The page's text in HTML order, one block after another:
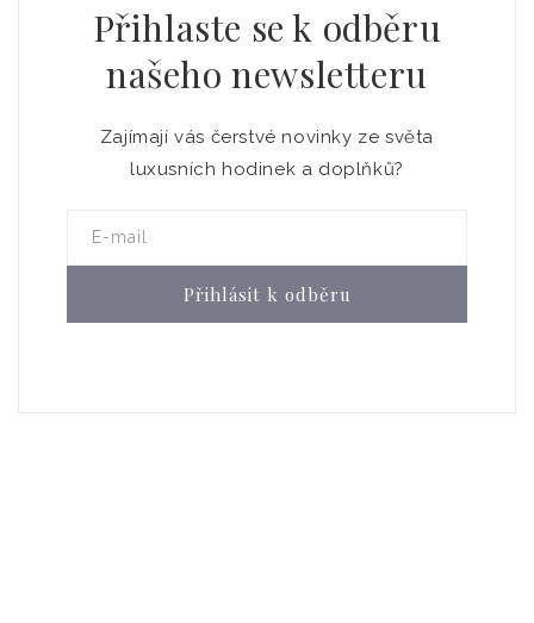
Přihlaste se k odběru
našeho newsletteru
Zajímají vás čerstvé novinky ze světa
luxusních hodinek a doplňků?
E-mail
Přihlásit k odběru